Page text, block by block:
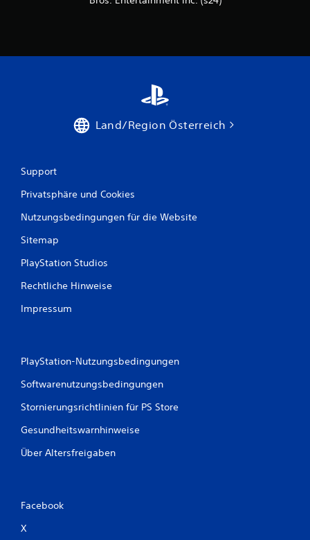
Land/Region Österreich
Support
Privatsphäre und Cookies
Nutzungsbedingungen für die Website
Sitemap
PlayStation Studios
Rechtliche Hinweise
Impressum
PlayStation-Nutzungsbedingungen
Softwarenutzungsbedingungen
Stornierungsrichtlinien für PS Store
Gesundheitswarnhinweise
Über Altersfreigaben
Facebook
X